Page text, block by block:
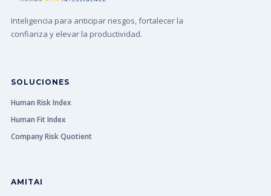
Inteligencia para anticipar riesgos, fortalecer la
confianza y elevar la productividad.
SOLUCIONES
Human Risk Index
Human Fit Index
Company Risk Quotient
AMITAI